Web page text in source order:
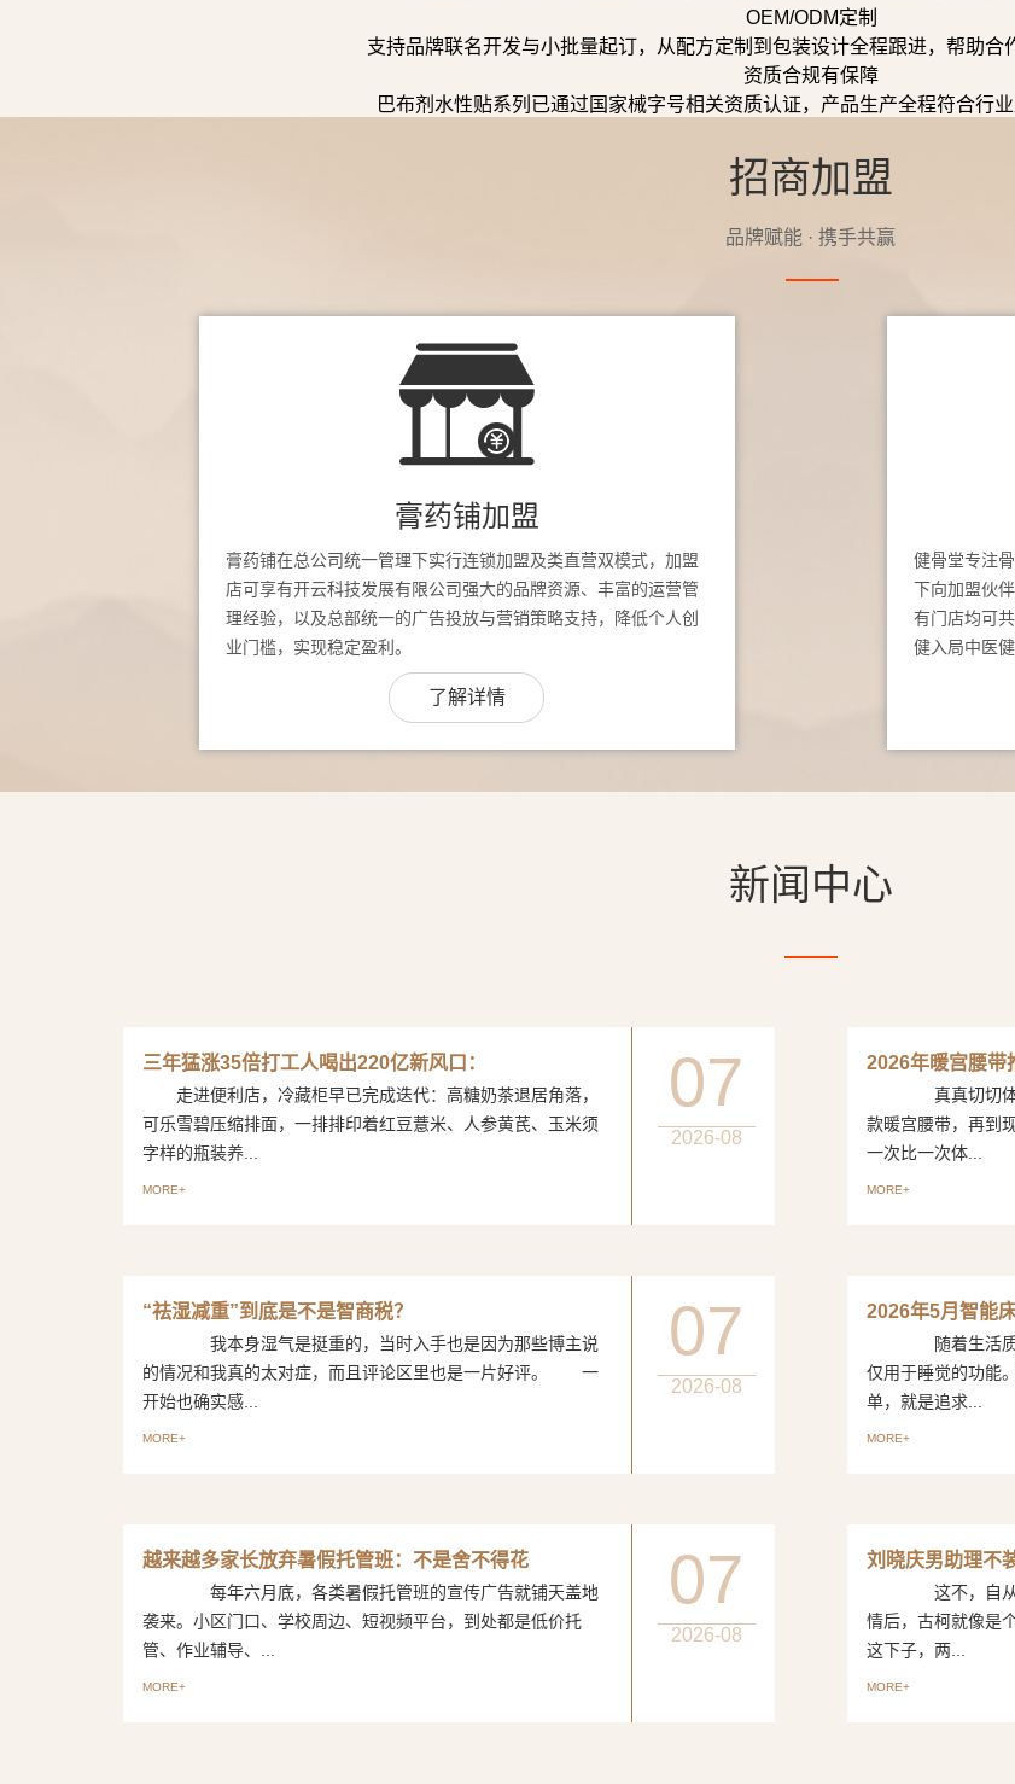
OEM/ODM定制
支持品牌联名开发与小批量起订，从配方定制到包装设计全程跟进，帮助合
资质合规有保障
巴布剂水性贴系列已通过国家械字号相关资质认证，产品生产全程符合行
招商加盟
品牌赋能 · 携手共赢
膏药铺加盟
膏药铺在总公司统一管理下实行连锁加盟及类直营双模式，加盟
店可享有开云科技发展有限公司强大的品牌资源、丰富的运营管
理经验，以及总部统一的广告投放与营销策略支持，降低个人创
业门槛，实现稳定盈利。
了解详情
健骨堂专注
下向加盟伙
有门店均可
健入局中医
新闻中心
三年猛涨35倍打工人喝出220亿新风口：
走进便利店，冷藏柜早已完成迭代：高糖奶茶退居角落，
可乐雪碧压缩排面，一排排印着红豆薏米、人参黄芪、玉米须
字样的瓶装养...
MORE+
07
2026-08
2026年暖宫腰带
真真切切体验
款暖宫腰带，再到
一次比一次体...
MORE+
“祛湿减重”到底是不是智商税？
我本身湿气是挺重的，当时入手也是因为那些博主说
的情况和我真的太对症，而且评论区里也是一片好评。 一
开始也确实感...
MORE+
07
2026-08
2026年5月智能
随着生活质量
仅用于睡觉的功能
单，就是追求...
MORE+
越来越多家长放弃暑假托管班：不是舍不得花
每年六月底，各类暑假托管班的宣传广告就铺天盖地
袭来。小区门口、学校周边、短视频平台，到处都是低价托
管、作业辅导、...
MORE+
07
2026-08
刘晓庆男助理不
这不，自从刘
情后，古柯就像
这下子，两...
MORE+